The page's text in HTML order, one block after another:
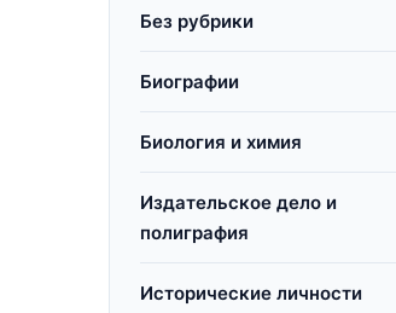
Без рубрики
Биографии
Биология и химия
Издательское дело и
полиграфия
Исторические личности